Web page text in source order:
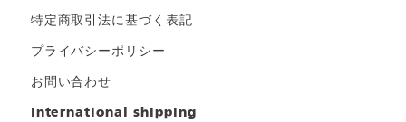
特定商取引法に基づく表記
プライバシーポリシー
お問い合わせ
international shipping